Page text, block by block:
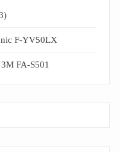
F-YV50LX
FA-S501